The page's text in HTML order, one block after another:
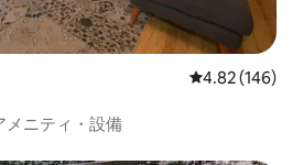
レビュー146
4.82 (146)
メニティ・設備